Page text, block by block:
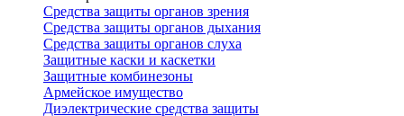
Средства защиты органов зрения
Средства защиты органов дыхания
Средства защиты органов слуха
Защитные каски и каскетки
Защитные комбинезоны
Армейское имущество
Диэлектрические средства защиты